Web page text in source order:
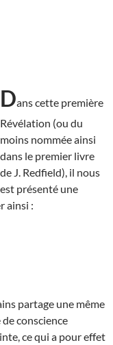
Dans cette première
Révélation (ou du
moins nommée ainsi
dans le premier livre
de J. Redfield), il nous
est présenté une
ainsi :
partage une même
conscience
ce qui a pour effet